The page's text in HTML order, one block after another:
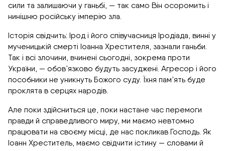
сили та залишаючи у ганьбі, — так само Він осоромить і
нинішню російську імперію зла.
Історія свідчить: Ірод і його співучасниця Іродіада, винні у
мученицькій смерті Іоанна Хрестителя, зазнали ганьби.
Так і всі злочини, вчинені сьогодні, зокрема проти
України, — обов’язково будуть засуджені. Агресор і його
пособники не уникнуть Божого суду. Їхня пам’ять буде
проклята в серцях народів.
Але поки здійсниться це, поки настане час перемоги
правди й справедливого миру, ми маємо невтомно
працювати на своєму місці, де нас покликав Господь. Як
Іоанн Хреститель, маємо свідчити істину — словами й